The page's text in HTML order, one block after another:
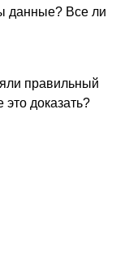
данные? Все ли
правильный
доказать?